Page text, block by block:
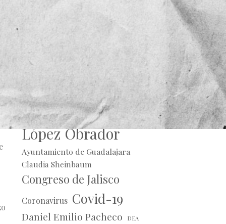
Alberto Uribe
Andrés Manuel
López Obrador
Ayuntamiento de Guadalajara
Claudia Sheinbaum
Congreso de Jalisco
Coronavirus Covid-19
Daniel Emilio Pacheco DEA